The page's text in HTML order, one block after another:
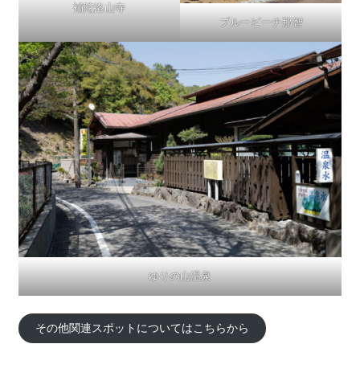
補陀洛山寺
ブルービーチ那智
ゆりの山温泉
その他関連スポットについてはこちらから